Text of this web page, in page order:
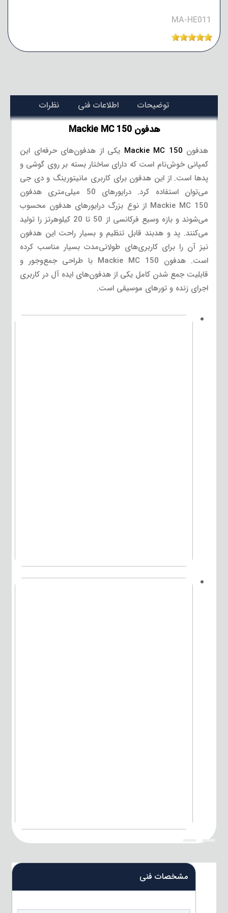
MA-HE011
توضیحات اطلاعات فنی نظرات
هدفون Mackie MC 150
هدفون Mackie MC 150 یکی از هدفون‌های حرفه‌ای این
کمپانی خوش‌نام است که دارای ساختار بسته بر روی گوشی و
پدها است. از این هدفون برای کاربری مانیتورینگ و دی جی
می‌توان استفاده کرد. درایورهای 50 میلی‌متری هدفون
Mackie MC 150 از نوع بزرگ درایورهای هدفون محسوب
می‌شوند و بازه وسیع فرکانسی از 50 تا 20 کیلوهرتز را تولید
می‌کنند. پد و هدبند قابل تنظیم و بسیار راحت این هدفون
نیز آن را برای کاربری‌های طولانی‌مدت بسیار مناسب کرده
است. هدفون Mackie MC 150 با طراحی جمع‌وجور و
قابلیت جمع شدن کامل یکی از هدفون‌های ایده آل در کاربری
اجرای زنده و تورهای موسیقی است.
{title}
{title}
مشخصات فنی